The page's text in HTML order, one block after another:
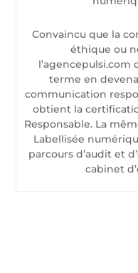
Convaincu que la
éthique ou
terme en
communication
obtient la
Responsable. La
Labellisée
parcours d’audit et
cabinet